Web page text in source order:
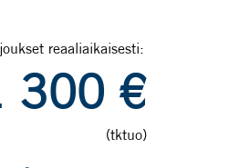
reaaliaikaisesti:
300 €
(tktuo)